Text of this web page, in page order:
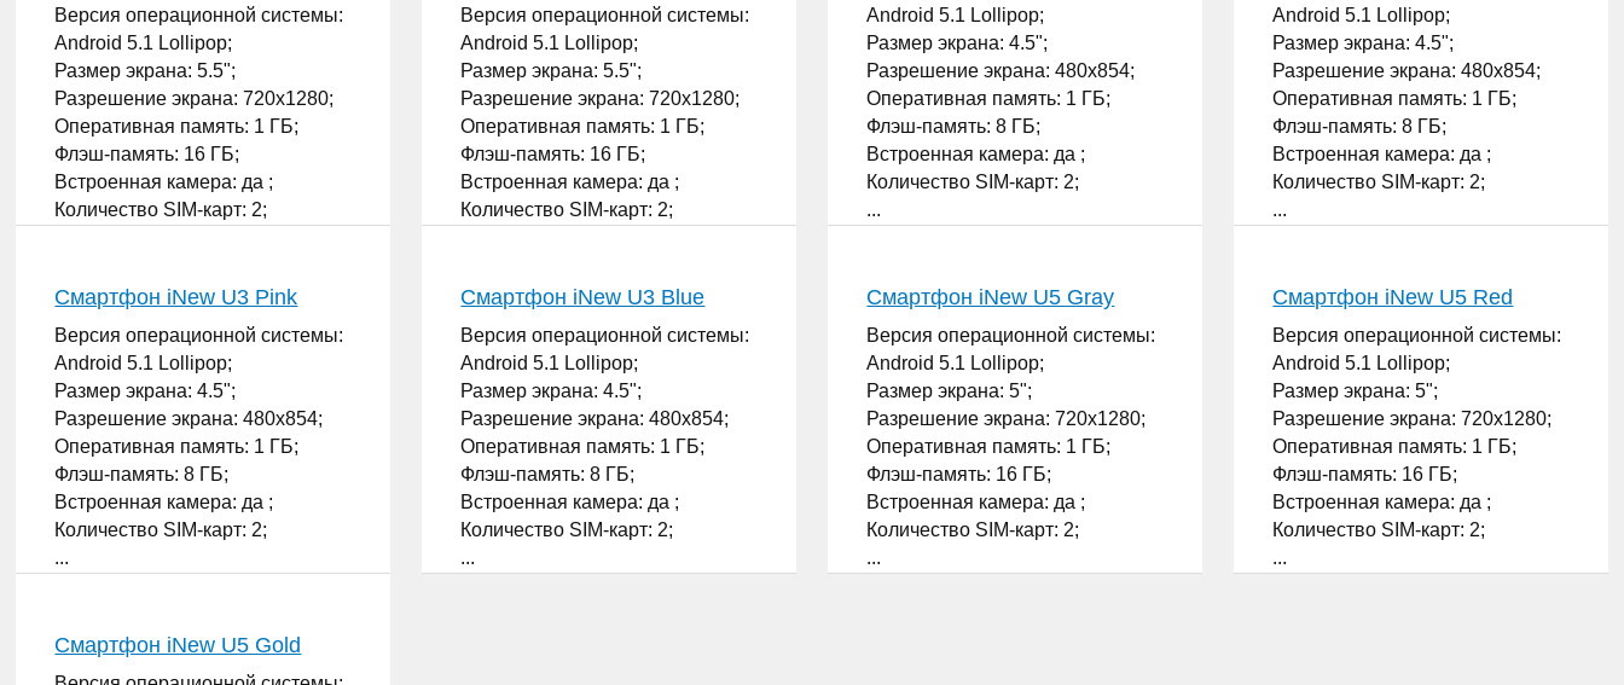
Версия операционной системы:
Android 5.1 Lollipop;
Размер экрана: 5.5";
Разрешение экрана: 720x1280;
Оперативная память: 1 ГБ;
Флэш-память: 16 ГБ;
Встроенная камера: да ;
Количество SIM-карт: 2;
Версия операционной системы:
Android 5.1 Lollipop;
Размер экрана: 5.5";
Разрешение экрана: 720x1280;
Оперативная память: 1 ГБ;
Флэш-память: 16 ГБ;
Встроенная камера: да ;
Количество SIM-карт: 2;
Android 5.1 Lollipop;
Размер экрана: 4.5";
Разрешение экрана: 480x854;
Оперативная память: 1 ГБ;
Флэш-память: 8 ГБ;
Встроенная камера: да ;
Количество SIM-карт: 2;
...
Android 5.1 Lollipop;
Размер экрана: 4.5";
Разрешение экрана: 480x854;
Оперативная память: 1 ГБ;
Флэш-память: 8 ГБ;
Встроенная камера: да ;
Количество SIM-карт: 2;
...
Смартфон iNew U3 Pink
Версия операционной системы:
Android 5.1 Lollipop;
Размер экрана: 4.5";
Разрешение экрана: 480x854;
Оперативная память: 1 ГБ;
Флэш-память: 8 ГБ;
Встроенная камера: да ;
Количество SIM-карт: 2;
...
Смартфон iNew U3 Blue
Версия операционной системы:
Android 5.1 Lollipop;
Размер экрана: 4.5";
Разрешение экрана: 480x854;
Оперативная память: 1 ГБ;
Флэш-память: 8 ГБ;
Встроенная камера: да ;
Количество SIM-карт: 2;
...
Смартфон iNew U5 Gray
Версия операционной системы:
Android 5.1 Lollipop;
Размер экрана: 5";
Разрешение экрана: 720x1280;
Оперативная память: 1 ГБ;
Флэш-память: 16 ГБ;
Встроенная камера: да ;
Количество SIM-карт: 2;
...
Смартфон iNew U5 Red
Версия операционной системы:
Android 5.1 Lollipop;
Размер экрана: 5";
Разрешение экрана: 720x1280;
Оперативная память: 1 ГБ;
Флэш-память: 16 ГБ;
Встроенная камера: да ;
Количество SIM-карт: 2;
...
Смартфон iNew U5 Gold